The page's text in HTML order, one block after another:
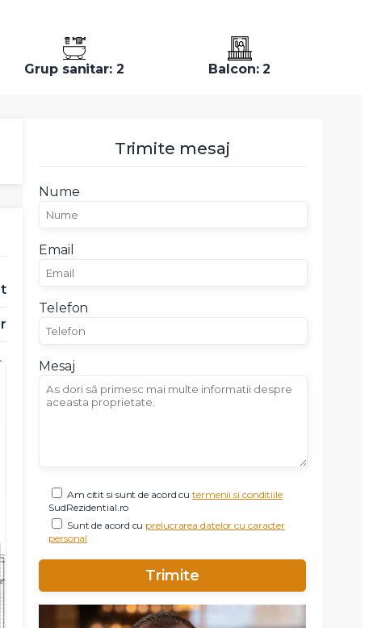
Grup sanitar: 2 Balcon: 2
Trimite mesaj
Nume
Email
Telefon
Mesaj
Am citit si sunt de acord cutermenii si conditiile
SudRezidential.ro
Sunt de acord cu prelucrarea datelor cu caracter
personal